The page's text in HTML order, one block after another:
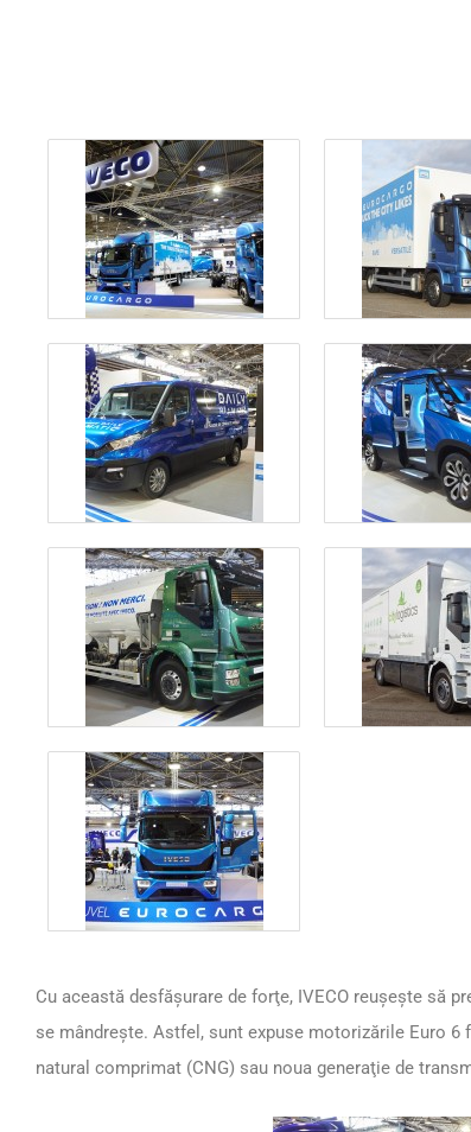
Cu această desfăşurare de forţe, IVECO reuşeşte să
se mândreşte. Astfel, sunt expuse motorizările Euro 6
natural comprimat (CNG) sau noua generaţie de